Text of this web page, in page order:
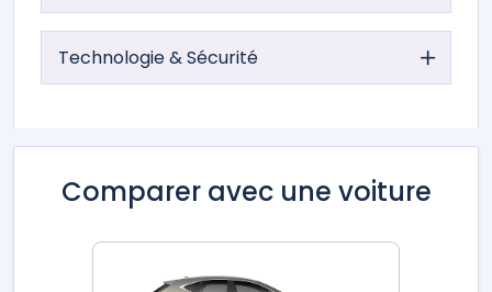
Technologie & Sécurité
Comparer avec une voiture